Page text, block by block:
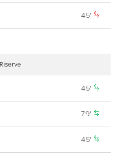
45'
Riserve
45'
79'
45'